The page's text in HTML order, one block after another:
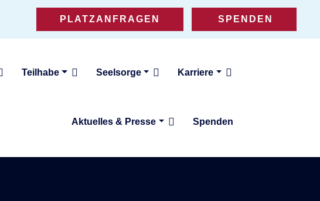
PLATZANFRAGEN SPENDEN
Teilhabe Seelsorge Karriere
Aktuelles & Presse Spenden